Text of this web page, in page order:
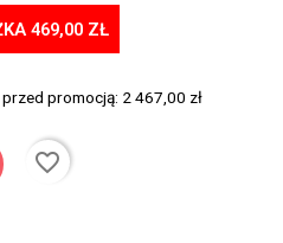
469,00 ZŁ
promocją: 2 467,00 zł
favorite_border